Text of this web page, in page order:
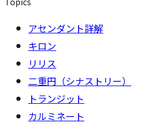
アセンダント詳解
キロン
リリス
二重円（シナストリー）
トランジット
カルミネート